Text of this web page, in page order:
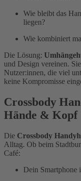
Wie bleibt das
liegen?
Wie kombiniert
Die Lösung:
und Design vereinen.
Nutzer:innen, die viel
keine Kompromisse
Crossbody
Hände & Kopf
Die Crossbody
Alltag. Ob beim
Café:
Dein Smartphone